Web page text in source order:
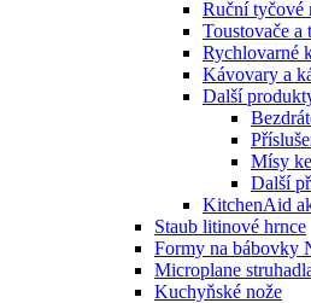
Ruční tyčové
Toustovače
Rychlovarné
Kávovary a
Další
Mísy
Další
KitchenAid
Staub litinové hrnce
Formy na bábovky
Microplane
Kuchyňské nože